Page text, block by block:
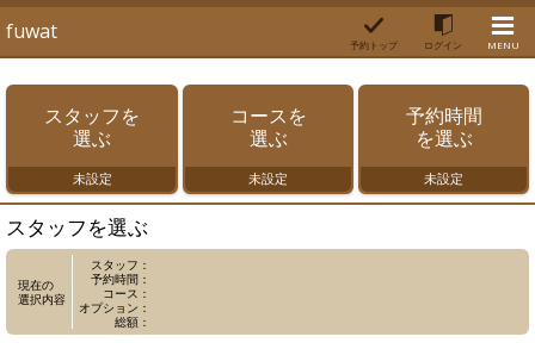
fuwat
予約トップ ログイン MENU
スタッフを
選ぶ
未設定
コースを
選ぶ
未設定
予約時間
を選ぶ
未設定
スタッフを選ぶ
現在の
選択内容
スタッフ：
予約時間：
コース：
オプション：
総額：